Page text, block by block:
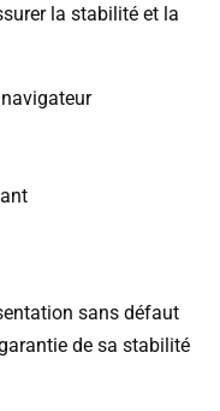
la stabilité et la
sans défaut
de sa stabilité